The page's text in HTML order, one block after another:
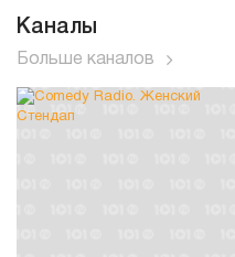
Каналы
Больше каналов